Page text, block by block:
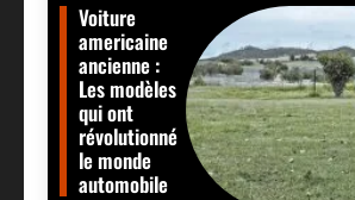
Voiture
americaine
ancienne :
Les modèles
qui ont
révolutionné
le monde
automobile